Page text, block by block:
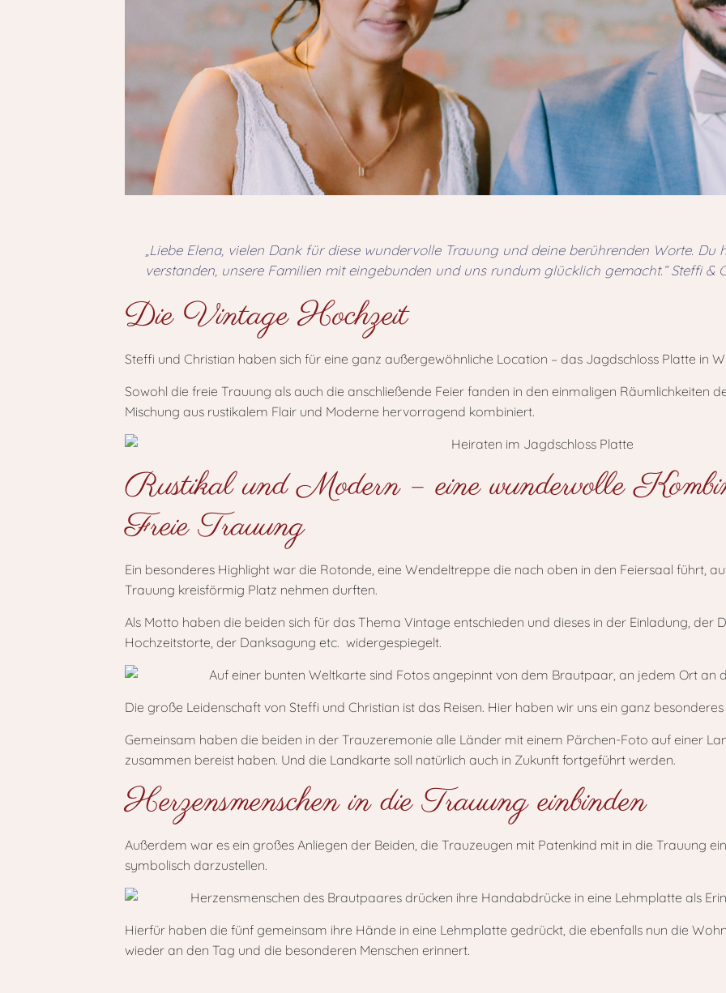
„Liebe Elena, vielen Dank für diese wundervolle Trauung und deine berührenden Worte. Du
verstanden, unsere Familien mit eingebunden und uns rundum glücklich gemacht.“ Steffi &
Die Vintage Hochzeit
Steffi und Christian haben sich für eine ganz außergewöhnliche Location – das Jagdschloss Platte in
Sowohl die freie Trauung als auch die anschließende Feier fanden in den einmaligen Räumlichkeiten
Mischung aus rustikalem Flair und Moderne hervorragend kombiniert.
Rustikal und Modern – eine wundervolle
Freie Trauung
Ein besonderes Highlight war die Rotonde, eine Wendeltreppe die nach oben in den Feiersaal führt,
Trauung kreisförmig Platz nehmen durften.
Als Motto haben die beiden sich für das Thema Vintage entschieden und dieses in der Einladung, der
Hochzeitstorte, der Danksagung etc. widergespiegelt.
Die große Leidenschaft von Steffi und Christian ist das Reisen. Hier haben wir uns ein ganz
Gemeinsam haben die beiden in der Trauzeremonie alle Länder mit einem Pärchen-Foto auf einer
zusammen bereist haben. Und die Landkarte soll natürlich auch in Zukunft fortgeführt werden.
Herzensmenschen in die Trauung einbinden
Außerdem war es ein großes Anliegen der Beiden, die Trauzeugen mit Patenkind mit in die Trauung
symbolisch darzustellen.
Hierfür haben die fünf gemeinsam ihre Hände in eine Lehmplatte gedrückt, die ebenfalls nun die
wieder an den Tag und die besonderen Menschen erinnert.